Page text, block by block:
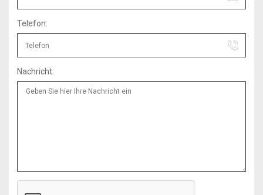
Telefon:
Nachricht: